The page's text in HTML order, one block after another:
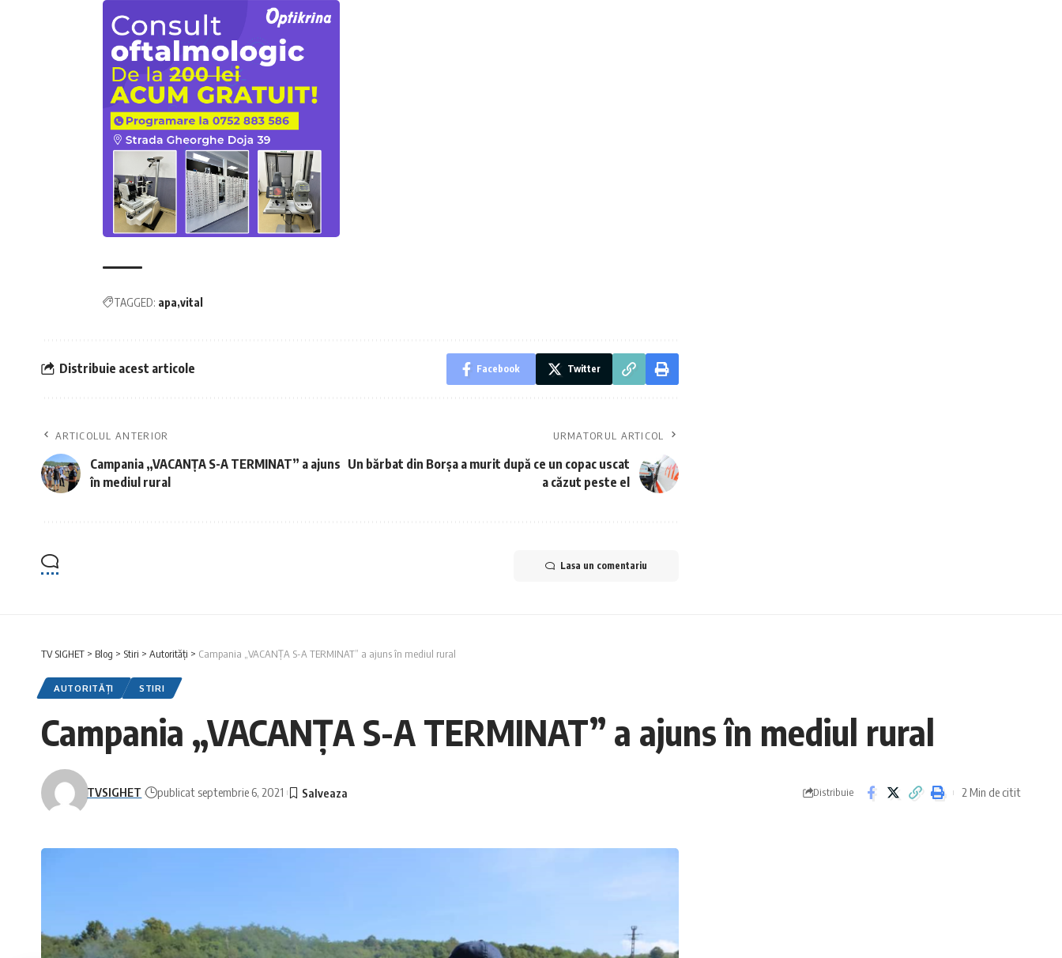
TAGGED: apa vital
Distribuie acest articole Facebook Twitter
ARTICOLUL ANTERIOR
Campania „VACANȚA S-A TERMINAT” a ajuns
în mediul rural
URMATORUL ARTICOL
Un bărbat din Borșa a murit după ce un copac uscat
a căzut peste el
Lasa un comentariu
TV SIGHET > Blog > Stiri > Autorități > Campania „VACANȚA S-A TERMINAT” a ajuns în mediul rural
AUTORITĂȚI STIRI
Campania „VACANȚA S-A TERMINAT” a ajuns în mediul rural
TVSIGHET publicat septembrie 6, 2021 Distribuie 2 Min de citit